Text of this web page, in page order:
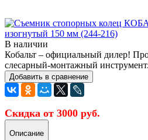
В наличии
Кобальт – официальный дилер!
слесарный-монтажный
Добавить в сравнение
Скидка от 3000 руб.
Описание